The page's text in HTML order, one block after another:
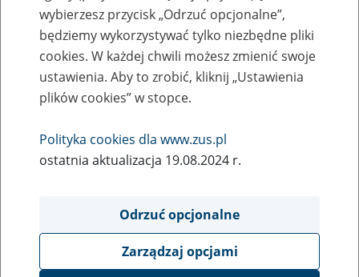
Przejdź do strony głównej
wybierzesz przycisk „Odrzuć opcjonalne”,
będziemy wykorzystywać tylko niezbędne pliki
cookies. W każdej chwili możesz zmienić swoje
ustawienia. Aby to zrobić, kliknij „Ustawienia
plików cookies” w stopce.
Polityka cookies dla www.zus.pl
ostatnia aktualizacja 19.08.2024 r.
Odrzuć opcjonalne
Zarządzaj opcjami